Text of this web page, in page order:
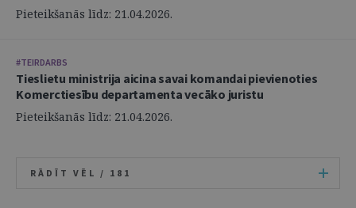
Pieteikšanās līdz: 21.04.2026.
#TEIRDARBS
Tieslietu ministrija aicina savai komandai pievienoties
Komerctiesību departamenta vecāko juristu
Pieteikšanās līdz: 21.04.2026.
RĀDĪT VĒL / 181